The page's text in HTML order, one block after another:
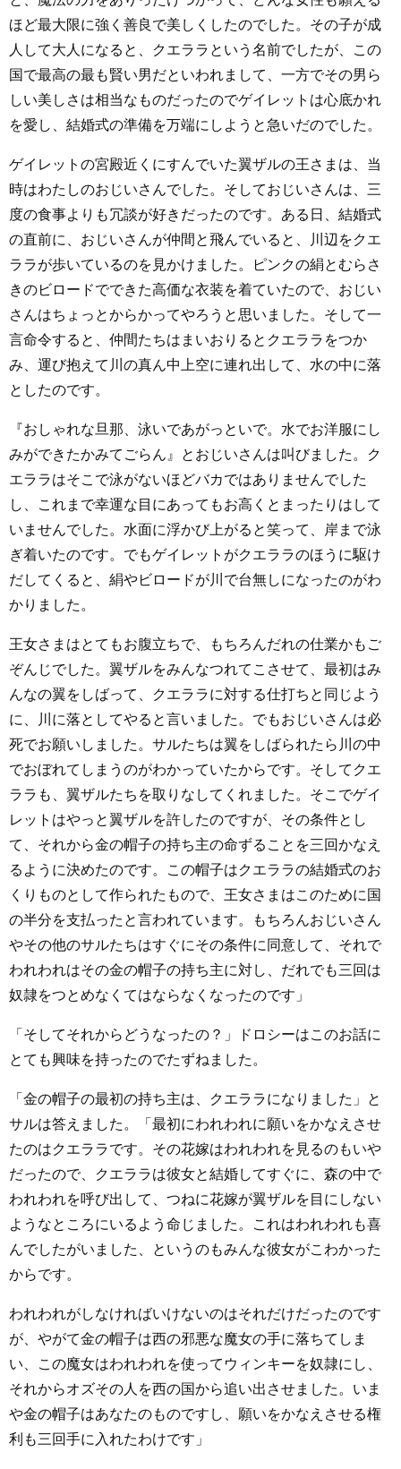
ほど最大限に強く善良で美しくしたのでした。その子が成
人して大人になると、クエララという名前でしたが、この
国で最高の最も賢い男だといわれまして、一方でその男ら
しい美しさは相当なものだったのでゲイレットは心底かれ
を愛し、結婚式の準備を万端にしようと急いだのでした。
ゲイレットの宮殿近くにすんでいた翼ザルの王さまは、当
時はわたしのおじいさんでした。そしておじいさんは、三
度の食事よりも冗談が好きだったのです。ある日、結婚式
の直前に、おじいさんが仲間と飛んでいると、川辺をクエ
ララが歩いているのを見かけました。ピンクの絹とむらさ
きのビロードでできた高価な衣装を着ていたので、おじい
さんはちょっとからかってやろうと思いました。そして一
言命令すると、仲間たちはまいおりるとクエララをつか
み、運び抱えて川の真ん中上空に連れ出して、水の中に落
としたのです。
『おしゃれな旦那、泳いであがっといで。水でお洋服にし
みができたかみてごらん』とおじいさんは叫びました。ク
エララはそこで泳がないほどバカではありませんでした
し、これまで幸運な目にあってもお高くとまったりはして
いませんでした。水面に浮かび上がると笑って、岸まで泳
ぎ着いたのです。でもゲイレットがクエララのほうに駆け
だしてくると、絹やビロードが川で台無しになったのがわ
かりました。
王女さまはとてもお腹立ちで、もちろんだれの仕業かもご
ぞんじでした。翼ザルをみんなつれてこさせて、最初はみ
んなの翼をしばって、クエララに対する仕打ちと同じよう
に、川に落としてやると言いました。でもおじいさんは必
死でお願いしました。サルたちは翼をしばられたら川の中
でおぼれてしまうのがわかっていたからです。そしてクエ
ララも、翼ザルたちを取りなしてくれました。そこでゲイ
レットはやっと翼ザルを許したのですが、その条件とし
て、それから金の帽子の持ち主の命ずることを三回かなえ
るように決めたのです。この帽子はクエララの結婚式のお
くりものとして作られたもので、王女さまはこのために国
の半分を支払ったと言われています。もちろんおじいさん
やその他のサルたちはすぐにその条件に同意して、それで
われわれはその金の帽子の持ち主に対し、だれでも三回は
奴隷をつとめなくてはならなくなったのです」
「そしてそれからどうなったの？」ドロシーはこのお話に
とても興味を持ったのでたずねました。
「金の帽子の最初の持ち主は、クエララになりました」と
サルは答えました。「最初にわれわれに願いをかなえさせ
たのはクエララです。その花嫁はわれわれを見るのもいや
だったので、クエララは彼女と結婚してすぐに、森の中で
われわれを呼び出して、つねに花嫁が翼ザルを目にしない
ようなところにいるよう命じました。これはわれわれも喜
んでしたがいました、というのもみんな彼女がこわかった
からです。
われわれがしなければいけないのはそれだけだったのです
が、やがて金の帽子は西の邪悪な魔女の手に落ちてしま
い、この魔女はわれわれを使ってウィンキーを奴隷にし、
それからオズその人を西の国から追い出させました。いま
や金の帽子はあなたのものですし、願いをかなえさせる権
利も三回手に入れたわけです」